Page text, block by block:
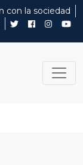
con la sociedad